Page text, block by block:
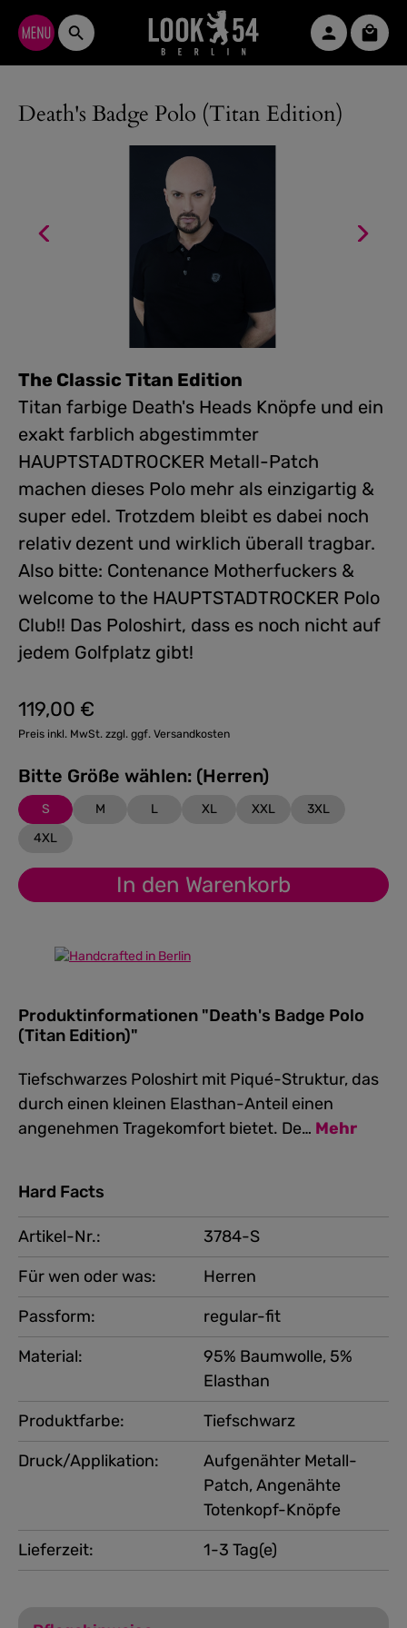
Zum Hauptinhalt springen
Death's Badge Polo (Titan Edition)
The Classic Titan Edition
Titan farbige Death's Heads Knöpfe und ein
exakt farblich abgestimmter
HAUPTSTADTROCKER Metall-Patch
machen dieses Polo mehr als einzigartig &
super edel. Trotzdem bleibt es dabei noch
relativ dezent und wirklich überall tragbar.
Also bitte: Contenance Motherfuckers &
welcome to the HAUPTSTADTROCKER Polo
Club!! Das Poloshirt, dass es noch nicht auf
jedem Golfplatz gibt!
Regulärer Preis:
119,00 €
Preis inkl. MwSt. zzgl. ggf. Versandkosten
Bitte Größe wählen: (Herren)
S M L XL XXL
3XL
4XL
In den Warenkorb
Produktinformationen "Death's Badge Polo
(Titan Edition)"
Tiefschwarzes Poloshirt mit Piqué-Struktur, das
durch einen kleinen Elasthan-Anteil einen
angenehmen Tragekomfort bietet. De… Mehr
Hard Facts
Artikel-Nr.:
3784-S
Für wen oder was:
Herren
Produktfarbe:
Tiefschwarz
Druck/Applikation:
Aufgenähter Metall-
Patch, Angenähte
Totenkopf-Knöpfe
Passform:
regular-fit
Material:
95% Baumwolle, 5%
Elasthan
Lieferzeit: 1-3 Tag(e)